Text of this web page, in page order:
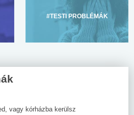
#TESTI PROBLÉMÁK
vagy kórházba kerülsz